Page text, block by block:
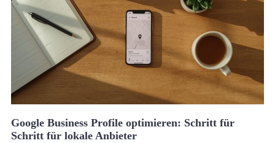
Google Business Profile optimieren: Schritt für
Schritt für lokale Anbieter